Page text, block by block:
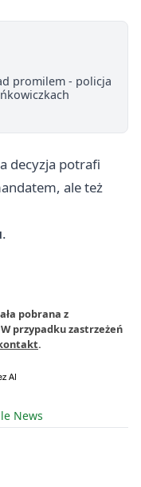
promilem - policja
decyzja potrafi
ale też
.
pobrana z
przypadku zastrzeżeń
.
News